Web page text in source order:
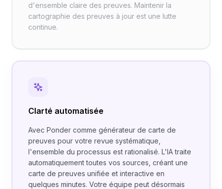
d'ensemble claire des preuves. Maintenir la
cartographie des preuves à jour est une lutte
continue.
Clarté automatisée
Avec Ponder comme générateur de carte de
preuves pour votre revue systématique,
l'ensemble du processus est rationalisé. L'IA traite
automatiquement toutes vos sources, créant une
carte de preuves unifiée et interactive en
quelques minutes. Votre équipe peut désormais